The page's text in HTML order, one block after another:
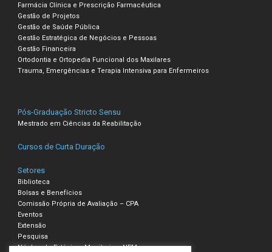
Farmácia Clínica e Prescrição Farmacêutica
Gestão de Projetos
Gestão de Saúde Pública
Gestão Estratégica de Negócios e Pessoas
Gestão Financeira
Ortodontia e Ortopedia Funcional dos Maxilares
Trauma, Emergências e Terapia Intensiva para Enfermeiros
Pós-Graduação Stricto Sensu
Mestrado em Ciências da Reabilitação
Cursos de Curta Duração
Setores
Biblioteca
Bolsas e Benefícios
Comissão Própria de Avaliação – CPA
Eventos
Extensão
Pesquisa
Núcleo de Estágio e Monitoria – NEM